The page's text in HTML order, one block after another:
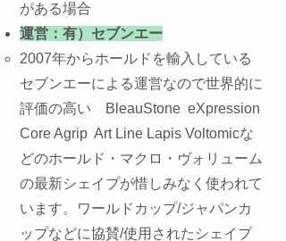
がある場合
運営：有）セブンエー
2007年からホールドを輸入している
セブンエーによる運営なので世界的に
評価の高い BleauStone eXpression
Core Agrip Art Line Lapis Voltomicな
どのホールド・マクロ・ヴォリューム
の最新シェイプが惜しみなく使われて
います。ワールドカップ/ジャパンカ
ップなどに協賛/使用されたシェイプ